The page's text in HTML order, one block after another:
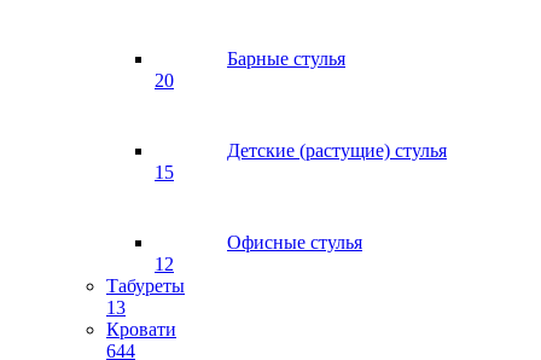
Барные стулья
20
Детские (растущие) стулья
15
Офисные стулья
12
Табуреты
13
Кровати
644